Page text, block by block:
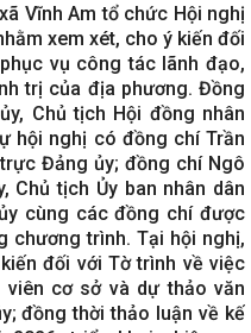
Vĩnh Am tổ chức Hội nghị
xem xét, cho ý kiến đối
vụ công tác lãnh đạo,
trị của địa phương. Đồng
Chủ tịch Hội đồng nhân
hội nghị có đồng chí Trần
Đảng ủy; đồng chí Ngô
Chủ tịch Ủy ban nhân dân
cùng các đồng chí được
chương trình. Tại hội nghị,
đối với Tờ trình về việc
cơ sở và dự thảo văn
đồng thời thảo luận về kế